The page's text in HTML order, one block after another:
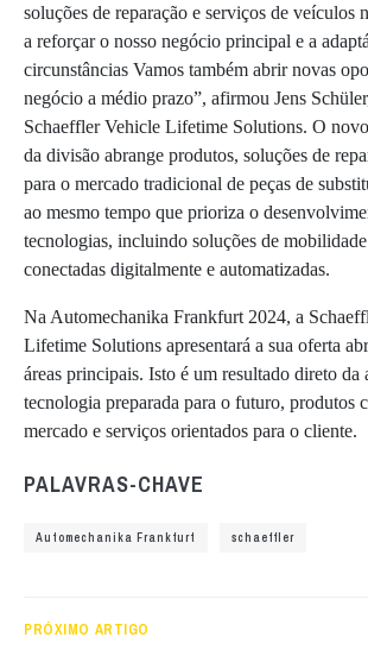
soluções de reparação e serviços de veículos
a reforçar o nosso negócio principal e a
circunstâncias Vamos também abrir novas
negócio a médio prazo”, afirmou Jens
Schaeffler Vehicle Lifetime Solutions. O
da divisão abrange produtos, soluções de
para o mercado tradicional de peças de
ao mesmo tempo que prioriza o
tecnologias, incluindo soluções de
conectadas digitalmente e automatizadas.
Na Automechanika Frankfurt 2024, a
Lifetime Solutions apresentará a sua oferta
áreas principais. Isto é um resultado direto da
tecnologia preparada para o futuro, produtos
mercado e serviços orientados para o cliente.
PALAVRAS-CHAVE
Automechanika Frankfurt schaeffler
PRÓXIMO ARTIGO